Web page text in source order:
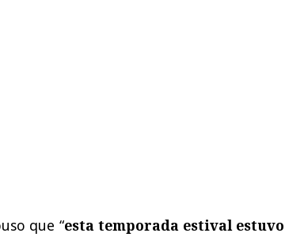
que “esta temporada estival estuvo